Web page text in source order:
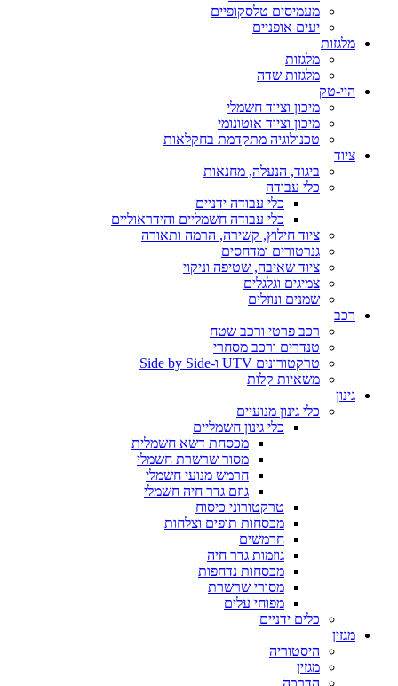
מעמיסים טלסקופיים
יעים אופניים
מלגזות
מלגזות
מלגזות שדה
היי-טק
מיכון וציוד חשמלי
מיכון וציוד אוטונומי
טכנולוגיה מתקדמת בחקלאות
ציוד
ביגוד, הנעלה, מחנאות
כלי עבודה
כלי עבודה ידניים
כלי עבודה חשמליים והידראוליים
ציוד חילוץ, קשירה, הרמה ותאורה
גנרטורים ומדחסים
ציוד שאיבה, שטיפה וניקוי
צמיגים וגלגלים
שמנים ונוזלים
רכב
רכב פרטי ורכב שטח
טנדרים ורכב מסחרי
טרקטורונים UTV ו-Side by Side
משאיות קלות
גינון
כלי גינון מנועיים
כלי גינון חשמליים
מכסחת דשא חשמלית
מסור שרשרת חשמלי
חרמש מנועי חשמלי
גוזם גדר חיה חשמלי
טרקטורוני כיסוח
מכסחות תופים וצלחות
חרמשים
גוזמות גדר חיה
מכסחות נדחפות
מסורי שרשרת
מפוחי עלים
כלים ידניים
מגזין
היסטוריה
מגזין
הדרכה